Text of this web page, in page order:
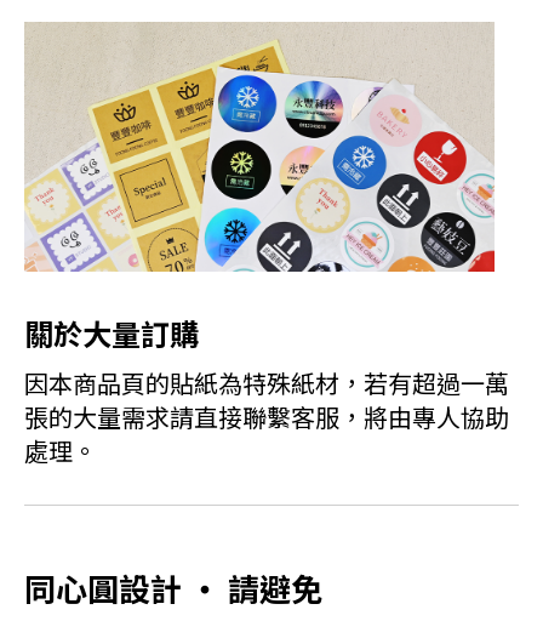
關於大量訂購
因本商品頁的貼紙為特殊紙材，若有超過一萬
張的大量需求請直接聯繫客服，將由專人協助
處理。
同心圓設計 ‧ 請避免